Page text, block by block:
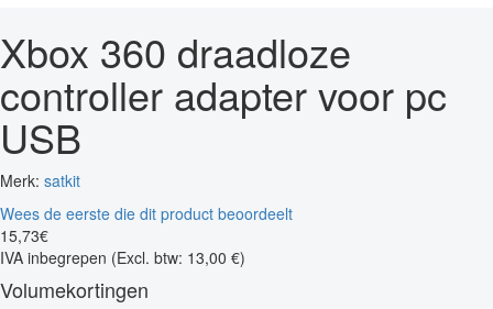
Xbox 360 draadloze
controller adapter voor pc
USB
Merk: satkit
Wees de eerste die dit product beoordeelt
15,73€
IVA inbegrepen (Excl. btw: 13,00 €)
Volumekortingen